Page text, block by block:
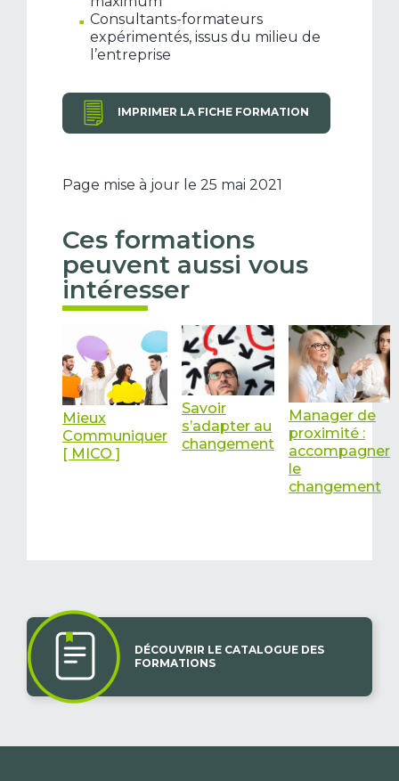
Consultants-formateurs
expérimentés, issus du milieu de
l’entreprise
IMPRIMER LA FICHE FORMATION
Page mise à jour le 25 mai 2021
Ces formations
peuvent aussi vous
intéresser
Mieux
Communiquer
[ MICO ]
Savoir
s’adapter au
changement
Manager de
proximité :
accompagner
le
changement
DÉCOUVRIR LE CATALOGUE DES
FORMATIONS